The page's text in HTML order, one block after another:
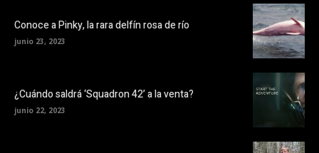
Conoce a Pinky, la rara delfín rosa de río
junio 23, 2023
¿Cuándo saldrá ‘Squadron 42’ a la venta?
junio 22, 2023